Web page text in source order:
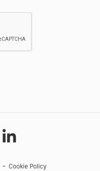
Cookie Policy